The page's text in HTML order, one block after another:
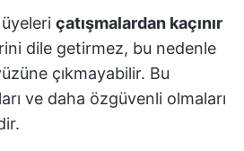
çatışmalardan kaçınır
dile getirmez, bu nedenle
çıkmayabilir. Bu
ve daha özgüvenli olmaları